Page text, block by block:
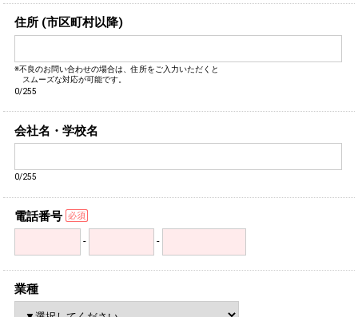
住所 (市区町村以降)
※不良のお問い合わせの場合は、住所をご入力いただくと
スムーズな対応が可能です。
0/255
会社名・学校名
0/255
電話番号
- -
業種